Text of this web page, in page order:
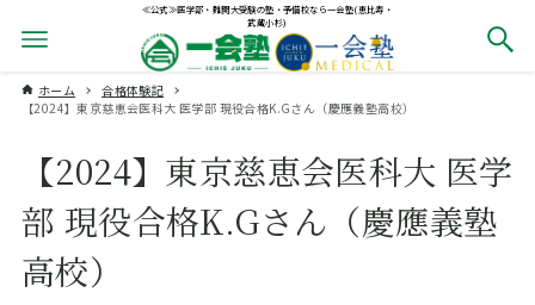
≪公式≫医学部・難関大受験の塾・予備校なら一会塾(恵比寿・
武蔵小杉)
ホーム
合格体験記
【2024】東京慈恵会医科大 医学部 現役合格K.Gさん（慶應義塾高校）
【2024】東京慈恵会医科大 医学
部 現役合格K.Gさん（慶應義塾
高校）